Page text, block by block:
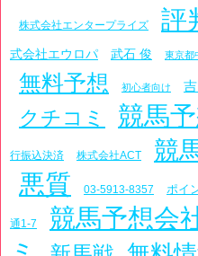
株式会社エンタープライズ 評
式会社エウロパ 武石 俊 東京都
無料予想 初心者向け
クチコミ 競馬
行振込決済 株式会社ACT 競
悪質 03-5913-8357 ポイ
通1-7 競馬予想会